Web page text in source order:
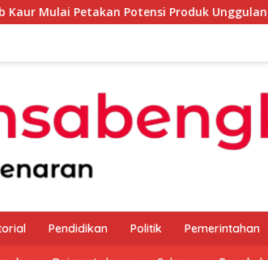
Potensi Produk Unggulan UMKM
Pendidikan Politik Pemerintahan